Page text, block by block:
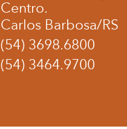
Centro.
Carlos Barbosa/RS
(54) 3698.6800
(54) 3464.9700